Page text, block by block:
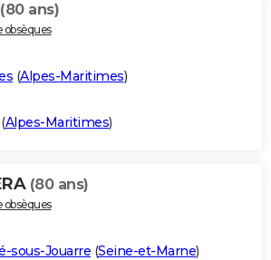
(80 ans)
(Alpes-Maritimes)
(Alpes-Maritimes)
(80 ans)
sous-Jouarre (Seine-et-Marne)